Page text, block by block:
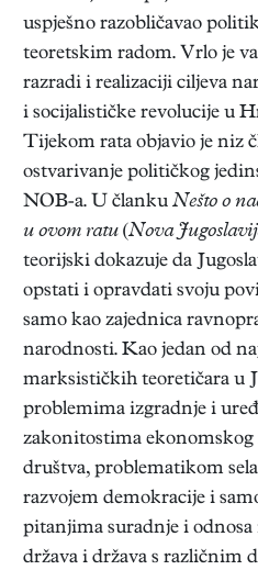
uspješno razobličavao
teoretskim radom. Vrlo je
razradi i realizaciji ciljeva
i socijalističke revolucije u
Tijekom rata objavio je niz
ostvarivanje političkog
NOB-a. U članku Nešto o
u ovom ratu (Nova
teorijski dokazuje da
opstati i opravdati svoju
samo kao zajednica
narodnosti. Kao jedan od
marksističkih teoretičara u
problemima izgradnje i
zakonitostima ekonomskog
društva, problematikom
razvojem demokracije i
pitanjima suradnje i
država i država s različnim